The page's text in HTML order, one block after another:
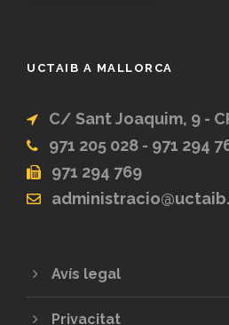
UCTAIB A MALLORCA
C/ Sant Joaquim, 9 -
971 205 028 - 971 294
971 294 769
Avís legal
Privacitat